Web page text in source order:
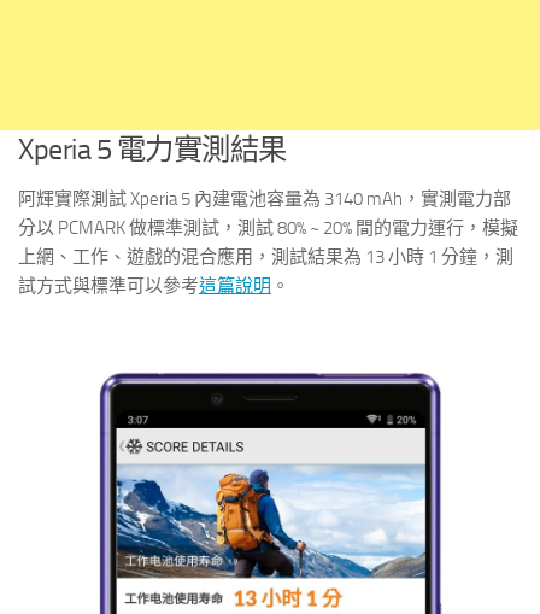
Xperia 5 電力實測結果
阿輝實際測試 Xperia 5 內建電池容量為 3140 mAh，實測電力部
分以 PCMARK 做標準測試，測試 80% ~ 20% 間的電力運行，模擬
上網、工作、遊戲的混合應用，測試結果為 13 小時 1 分鐘，測
試方式與標準可以參考這篇說明 。